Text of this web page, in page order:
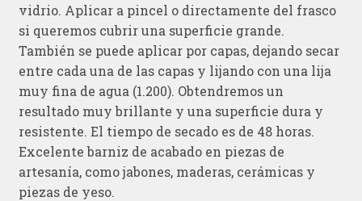
vidrio. Aplicar a pincel o directamente del frasco
si queremos cubrir una superficie grande.
También se puede aplicar por capas, dejando secar
entre cada una de las capas y lijando con una lija
muy fina de agua (1.200). Obtendremos un
resultado muy brillante y una superficie dura y
resistente. El tiempo de secado es de 48 horas.
Excelente barniz de acabado en piezas de
artesanía, como jabones, maderas, cerámicas y
piezas de yeso.